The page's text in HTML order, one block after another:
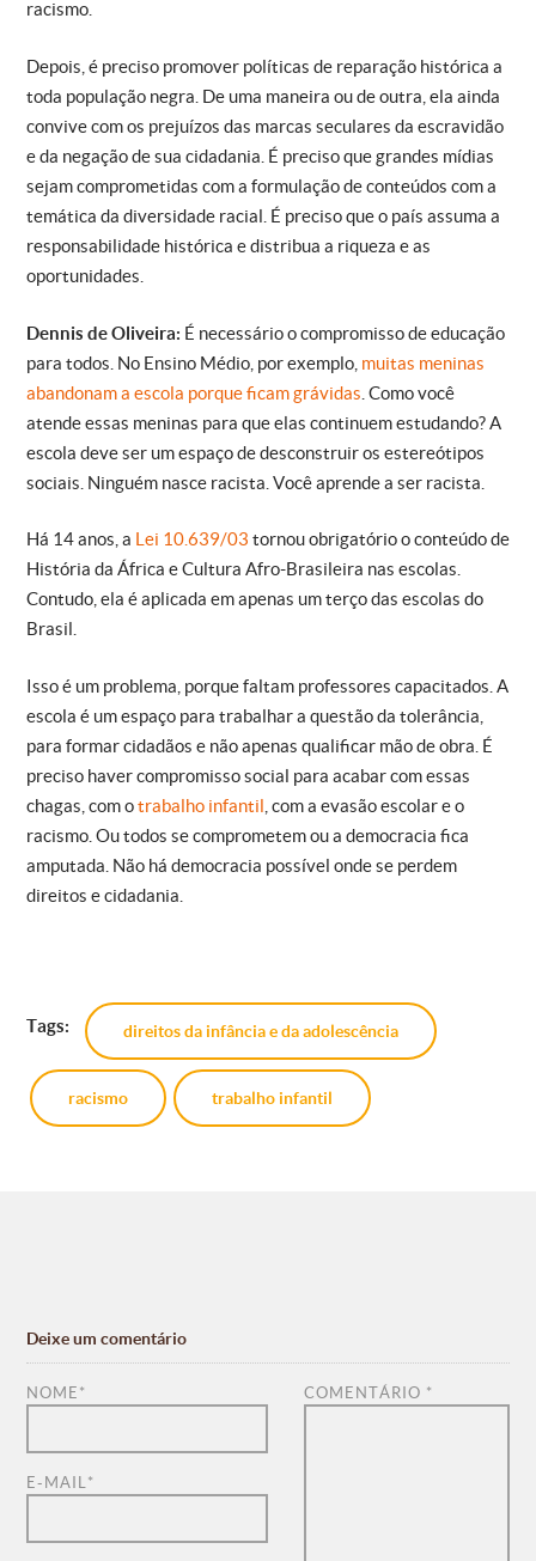
racismo.
Depois, é preciso promover políticas de reparação histórica a
toda população negra. De uma maneira ou de outra, ela ainda
convive com os prejuízos das marcas seculares da escravidão
e da negação de sua cidadania. É preciso que grandes mídias
sejam comprometidas com a formulação de conteúdos com a
temática da diversidade racial. É preciso que o país assuma a
responsabilidade histórica e distribua a riqueza e as
oportunidades.
Dennis de Oliveira: É necessário o compromisso de educação
para todos. No Ensino Médio, por exemplo, muitas meninas
abandonam a escola porque ficam grávidas . Como você
atende essas meninas para que elas continuem estudando? A
escola deve ser um espaço de desconstruir os estereótipos
sociais. Ninguém nasce racista. Você aprende a ser racista.
Há 14 anos, a Lei 10.639/03 tornou obrigatório o conteúdo de
História da África e Cultura Afro-Brasileira nas escolas.
Contudo, ela é aplicada em apenas um terço das escolas do
Brasil.
Isso é um problema, porque faltam professores capacitados. A
escola é um espaço para trabalhar a questão da tolerância,
para formar cidadãos e não apenas qualificar mão de obra. É
preciso haver compromisso social para acabar com essas
chagas, com otrabalho infantil , com a evasão escolar e o
racismo. Ou todos se comprometem ou a democracia fica
amputada. Não há democracia possível onde se perdem
direitos e cidadania.
Tags: direitos da infância e da adolescência
racismo trabalho infantil
Deixe um comentário
COMENTÁRIO *
NOME *
E-MAIL *